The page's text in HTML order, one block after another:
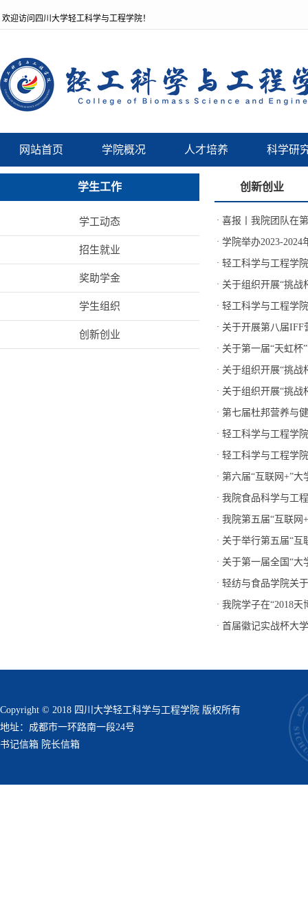
欢迎访问四川大学轻工科学与工程学院！
网站首页 学院概况 人才培养 科学研
学生工作
学工动态
招生就业
奖助学金
学生组织
创新创业
创新创业
· 喜报丨我院团队在
· 学院举办2023-
· 轻工科学与工程学
· 关于组织开展“挑战
· 轻工科学与工程学
· 关于开展第八届IFF
· 关于第一届“天虹杯
· 关于组织开展“挑战
· 关于组织开展“挑战
· 第七届杜邦营养与
· 轻工科学与工程学
· 轻工科学与工程学
· 第六届“互联网+”
· 我院食品科学与工
· 我院第五届“互联网
· 关于举行第五届“互
· 关于第一届全国“大
· 轻纺与食品学院关
· 我院学子在“2018
· 首届徽记实战杯大
Copyright © 2018 四川大学轻工科学与工程学院 版权所有
地址：成都市一环路南一段24号
书记信箱 院长信箱